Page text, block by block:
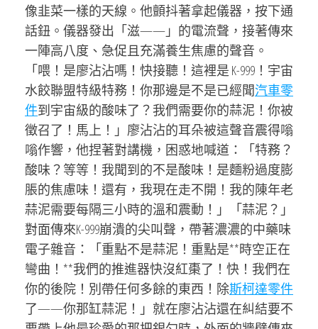
像韭菜一樣的天線。他顫抖著拿起儀器，按下通
話鈕。儀器發出「滋——」的電流聲，接著傳來
一陣高八度、急促且充滿養生焦慮的聲音。
「喂！是廖沾沾嗎！快接聽！這裡是 K-999！宇宙
水餃聯盟特級特務！你那邊是不是已經聞汽車零
件到宇宙級的酸味了？我們需要你的蒜泥！你被
徵召了！馬上！」廖沾沾的耳朵被這聲音震得嗡
嗡作響，他捏著對講機，困惑地喊道：「特務？
酸味？等等！我聞到的不是酸味！是麵粉過度膨
脹的焦慮味！還有，我現在走不開！我的陳年老
蒜泥需要每隔三小時的溫和震動！」「蒜泥？」
對面傳來K-999崩潰的尖叫聲，帶著濃濃的中藥味
電子雜音：「重點不是蒜泥！重點是**時空正在
彎曲！**我們的推進器快沒紅棗了！快！我們在
你的後院！別帶任何多餘的東西！除斯柯達零件
了——你那缸蒜泥！」就在廖沾沾還在糾結要不